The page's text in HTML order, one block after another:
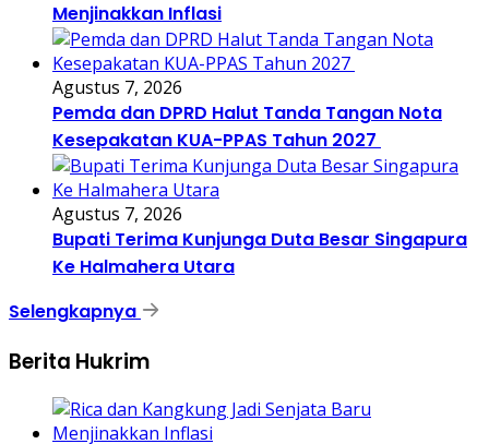
Menjinakkan Inflasi
Agustus 7, 2026
Pemda dan DPRD Halut Tanda Tangan Nota
Kesepakatan KUA-PPAS Tahun 2027
Agustus 7, 2026
Bupati Terima Kunjunga Duta Besar Singapura
Ke Halmahera Utara
Selengkapnya
Berita Hukrim